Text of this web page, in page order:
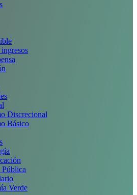
Discrecional
Básico
Verde